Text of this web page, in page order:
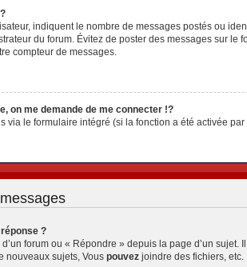
indiquent le nombre de messages postés ou
du forum. Évitez de poster des messages sur
compteur de messages.
on me demande de me connecter !?
via le formulaire intégré (si la fonction a été activée
?
forum ou « Répondre » depuis la page d’un
nouveaux sujets, Vous pouvez joindre des fichiers, etc.